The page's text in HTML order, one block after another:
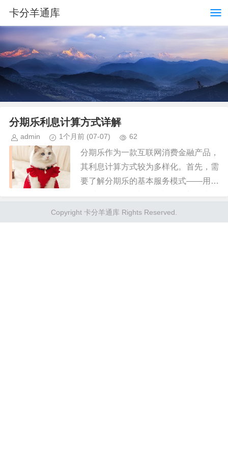
卡分羊通库
分期乐利息计算方式详解
admin 1个月前 (07-07) 62
分期乐作为一款互联网消费金融产品，
其利息计算方式较为多样化。首先，需
要了解分期乐的基本服务模式——用户
务，并根据自己的需求选择不同的分期
期数进行还款。 其次，关于利息...
Copyright 卡分羊通库 Rights Reserved.